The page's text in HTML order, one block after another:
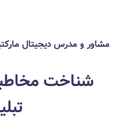
مشاور و مدرس دیجیتال
شناخت